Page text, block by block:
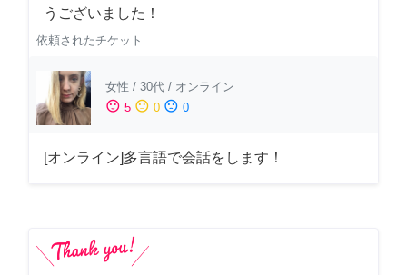
うございました！
依頼されたチケット
女性 / 30代 / オンライン
sentiment_satisfied 5 sentiment_neutral 0 sentiment_dissatisfied 0
[オンライン]多言語で会話をします！